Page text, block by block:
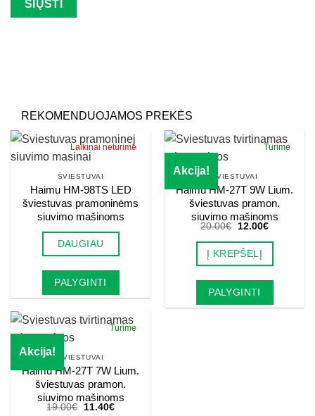
REKOMENDUOJAMOS PREKĖS
Laikinai neturime
ŠVIESTUVAI
Haimu HM-98TS LED
šviestuvas pramoninėms
siuvimo mašinoms
DAUGIAU
PALYGINTI
Akcija!
Turime
ŠVIESTUVAI
Haimu HM-27T 9W Lium.
šviestuvas pramon.
siuvimo mašinoms
20.00€
Original
was:
20.00€.
12.00€Current
is:
Į KREPŠELĮ
PALYGINTI
Akcija!
Turime
ŠVIESTUVAI
Haimu HM-27T 7W Lium.
šviestuvas pramon.
siuvimo mašinoms
19.00€
Original
11.40€Current